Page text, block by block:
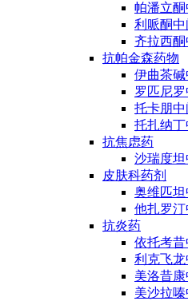
帕潘立
利哌酮
齐拉西
抗帕金森药物
伊曲茶
罗匹尼
托卡朋
托扎纳
抗焦虑药
沙瑞度
皮肤科药剂
奥维匹
他扎罗
抗炎药
依托考
利克飞
美洛昔
美沙拉